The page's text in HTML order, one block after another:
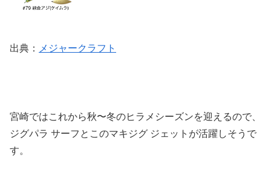
出典： メジャークラフト
宮崎ではこれから秋〜冬のヒラメシーズンを迎えるので、
ジグパラ サーフとこのマキジグ ジェットが活躍しそうで
す。